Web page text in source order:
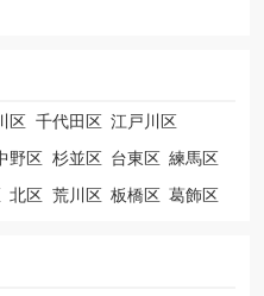
区 千代田区 江戸川区
野区 杉並区 台東区 練馬区
北区 荒川区 板橋区 葛飾区